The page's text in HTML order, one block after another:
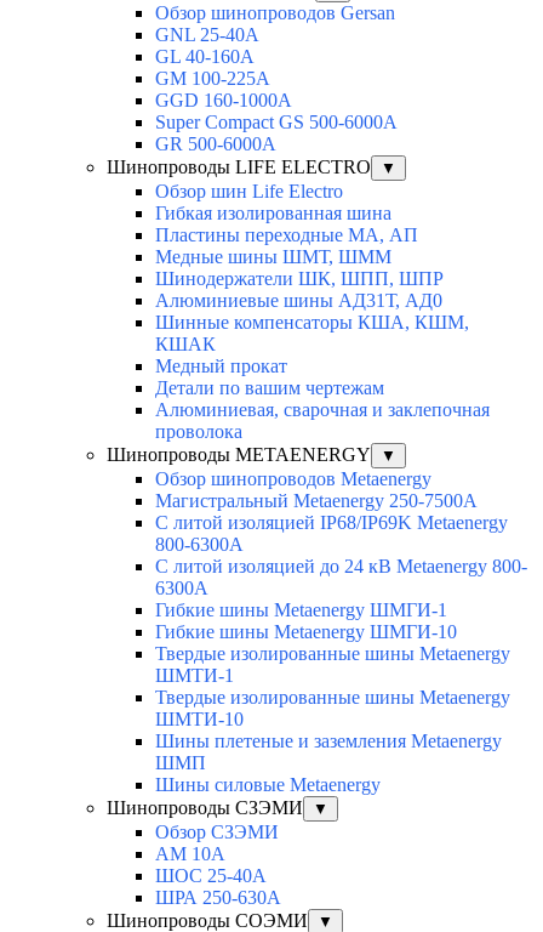
Обзор шинопроводов Gersan
GNL 25-40A
GL 40-160A
GM 100-225A
GGD 160-1000A
Super Compact GS 500-6000A
GR 500-6000A
Шинопроводы LIFE ELECTRO
▼
Обзор шин Life Electro
Гибкая изолированная шина
Пластины переходные МА, АП
Медные шины ШМТ, ШММ
Шинодержатели ШК, ШПП, ШПР
Алюминиевые шины АД31Т, АД0
Шинные компенсаторы КША, КШМ,
КШАК
Медный прокат
Детали по вашим чертежам
Алюминиевая, cварочная и заклепочная
проволока
Шинопроводы METAENERGY
▼
Обзор шинопроводов Metaenergy
Магистральный Metaenergy 250-7500A
С литой изоляцией IP68/IP69K Metaenergy
800-6300A
С литой изоляцией до 24 кВ Metaenergy 800-
6300A
Гибкие шины Metaenergy ШМГИ-1
Гибкие шины Metaenergy ШМГИ-10
Твердые изолированные шины Metaenergy
ШМТИ-1
Твердые изолированные шины Metaenergy
ШМТИ-10
Шины плетеные и заземления Metaenergy
ШМП
Шины силовые Metaenergy
Шинопроводы СЗЭМИ
▼
Обзор СЗЭМИ
АМ 10А
ШОС 25-40А
ШРА 250-630А
Шинопроводы СОЭМИ
▼